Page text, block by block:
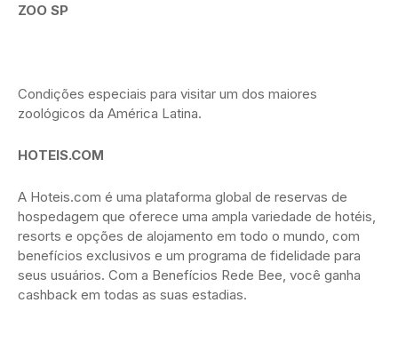
ZOO SP
Condições especiais para visitar um dos maiores
zoológicos da América Latina.
HOTEIS.COM
A Hoteis.com é uma plataforma global de reservas de
hospedagem que oferece uma ampla variedade de hotéis,
resorts e opções de alojamento em todo o mundo, com
benefícios exclusivos e um programa de fidelidade para
seus usuários. Com a Benefícios Rede Bee, você ganha
cashback em todas as suas estadias.